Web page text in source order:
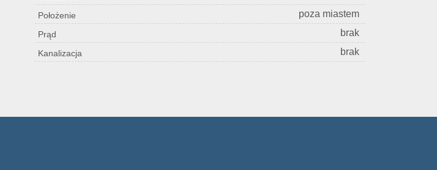
Położenie poza miastem
Prąd brak
Kanalizacja brak